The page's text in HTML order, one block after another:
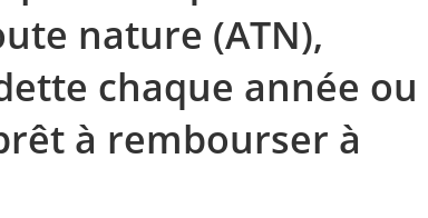
nature (ATN),
chaque année ou
à rembourser à